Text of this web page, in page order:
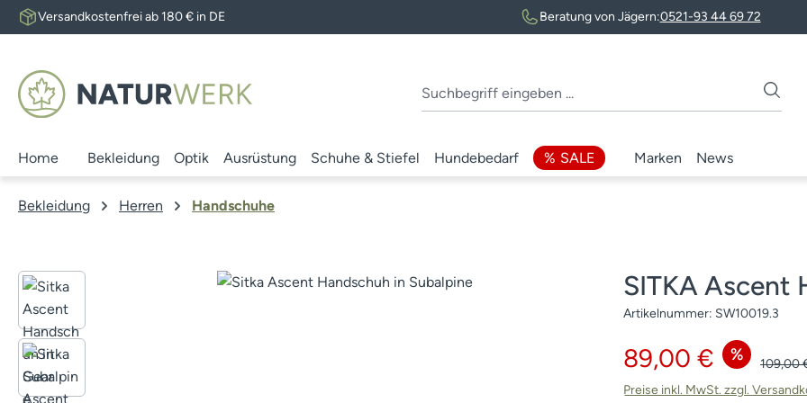
Hauptinhalt springen
Zur Suche springen
Zur Hauptnavigation springen
Versandkostenfrei ab 180 € in DE Beratung von Jägern:0521-93 44 69 72
Home Bekleidung Optik Ausrüstung Schuhe & Stiefel Hundebedarf SALE Marken News
Bekleidung Herren Handschuhe
Bildergalerie überspringen SITKA Ascent
Artikelnummer: SW10019.3
Verkaufspreis:
89,00 € % 109,00
Preise inkl. MwSt. zzgl.